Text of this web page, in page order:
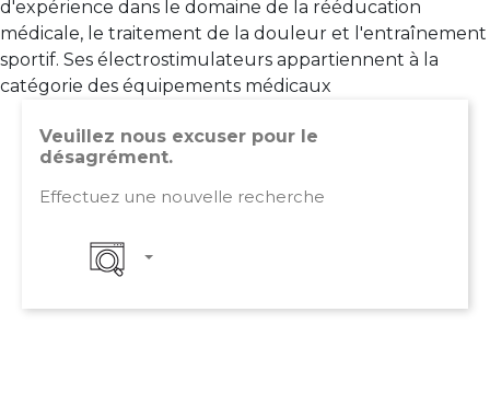
d'expérience dans le domaine de la rééducation
médicale, le traitement de la douleur et l'entraînement
sportif. Ses électrostimulateurs appartiennent à la
catégorie des équipements médicaux
Veuillez nous excuser pour le
désagrément.
Effectuez une nouvelle recherche